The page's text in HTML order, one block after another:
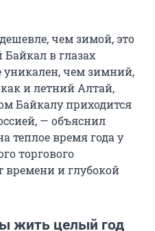
чем зимой, это
Байкал в глазах
уникален, чем зимний,
и летний Алтай,
Байкалу приходится
— объяснил
теплое время года у
торгового
времени и глубокой
жить целый год